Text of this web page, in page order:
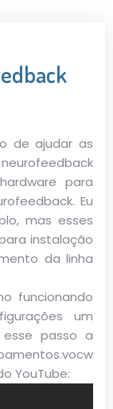
de ajudar as
para
Eu
mas esses
instalação
da linha
funcionando
um
passo a
YouTube: